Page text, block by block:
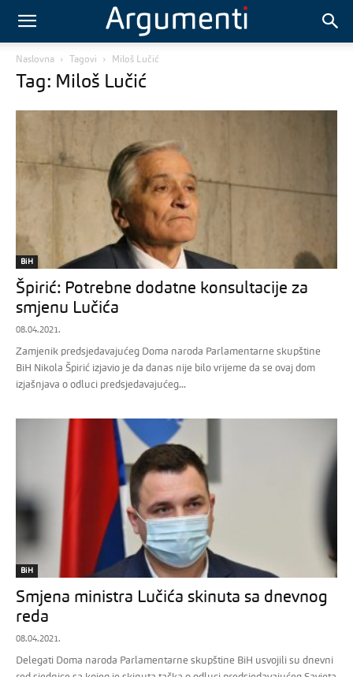
Naslovna Tagovi Miloš Lučić
Tag: Miloš Lučić
BiH
Špirić: Potrebne dodatne konsultacije za
smjenu Lučića
08.04.2021.
Zamjenik predsjedavajućeg Doma naroda Parlamentarne skupštine
BiH Nikola Špirić izjavio je da danas nije bilo vrijeme da se ovaj dom
izjašnjava o odluci predsjedavajućeg...
BiH
Smjena ministra Lučića skinuta sa dnevnog
reda
08.04.2021.
Delegati Doma naroda Parlamentarne skupštine BiH usvojili su dnevni